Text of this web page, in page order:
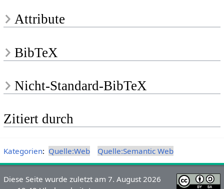
Attribute
BibTeX
Nicht-Standard-BibTeX
Zitiert durch
Kategorien: Quelle:Web Quelle:Semantic Web
Diese Seite wurde zuletzt am 7. August 2026